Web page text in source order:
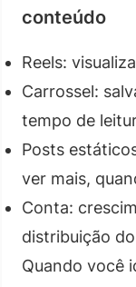
conteúdo
Reels:
Carrossel:
tempo de
Posts
ver mais,
Conta:
distribuição
Quando você